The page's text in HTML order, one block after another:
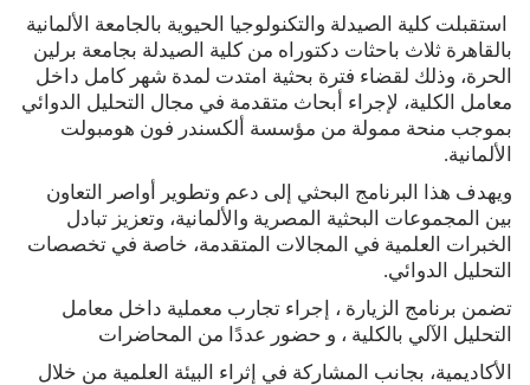
استقبلت كلية الصيدلة والتكنولوجيا الحيوية بالجامعة الألمانية
بالقاهرة ثلاث باحثات دكتوراه من كلية الصيدلة بجامعة برلين
الحرة، وذلك لقضاء فترة بحثية امتدت لمدة شهر كامل داخل
معامل الكلية، لإجراء أبحاث متقدمة في مجال التحليل الدوائي
بموجب منحة ممولة من مؤسسة ألكسندر فون هومبولت
الألمانية.
ويهدف هذا البرنامج البحثي إلى دعم وتطوير أواصر التعاون
بين المجموعات البحثية المصرية والألمانية، وتعزيز تبادل
الخبرات العلمية في المجالات المتقدمة، خاصة في تخصصات
التحليل الدوائي.
تضمن برنامج الزيارة ، إجراء تجارب معملية داخل معامل
التحليل الآلي بالكلية ، و حضور عددًا من المحاضرات
الأكاديمية، بجانب المشاركة في إثراء البيئة العلمية من خلال